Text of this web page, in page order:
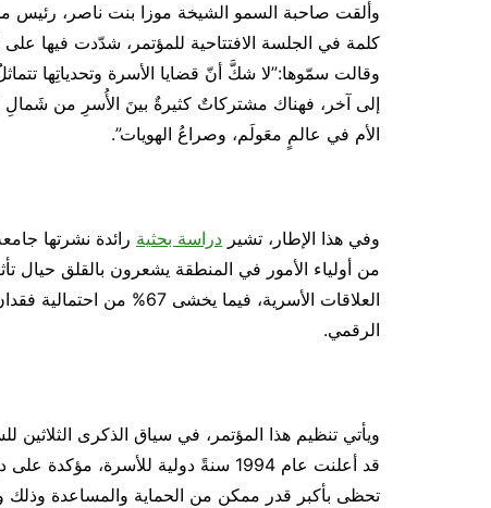
وألقت صاحبة السمو الشيخة موزا بنت ناصر، رئيس
كلمة في الجلسة الافتتاحية للمؤتمر، شدّدت فيها على
وقالت سمّوها:”لا شكَّ أنّ قضايا الأسرة وتحدياتِها
إلى آخر، فهناك مشتركاتٌ كثيرةٌ بينَ الأُسرِ من شَمالِ
الأم في عالمٍ معَولَم، وصراعُ الهويات”.
وفي هذا الإطار، تشير دراسة بحثية
من أولياء الأمور في المنطقة يشعرون بالقلق حيال
العلاقات الأسرية، فيما
الرقمي.
ويأتي تنظيم هذا المؤتمر، في سياق الذكرى الثلاثين
قد أعلنت عام 1994 سنةً دولية للأسرة،
تحظى بأكبر قدر ممكن من الحماية والمساعدة وذلك